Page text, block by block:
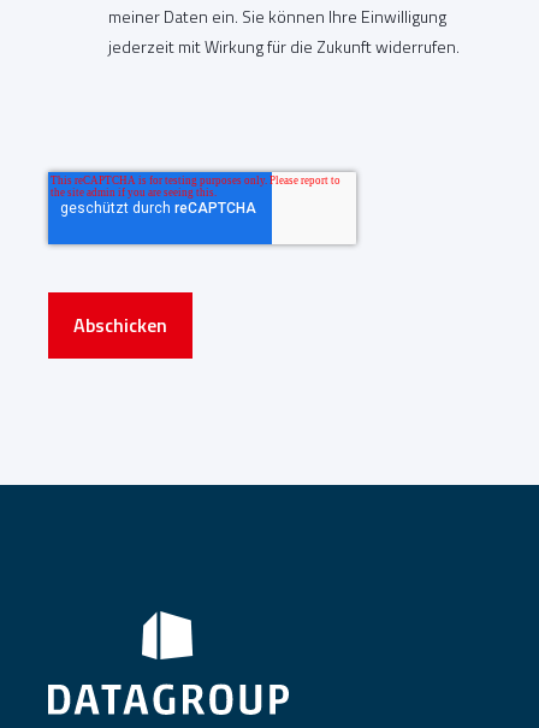
meiner Daten ein. Sie können Ihre Einwilligung
jederzeit mit Wirkung für die Zukunft widerrufen.
Abschicken